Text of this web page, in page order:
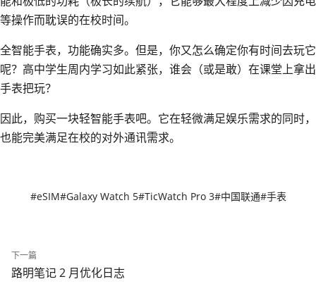
等操作而耽误的在校时间。
全智能手表，功能确实多。但是，你又怎么确定你有时间去玩它
呢？高中学生周内学习如此紧张，谁会（或是敢）在课堂上拿出
手表把玩？
因此，购买一块轻智能手表吧。它在轻微满足娱乐需求的同时，
也能完美满足在校的对外通讯需求。
#eSIM#Galaxy Watch 5#TicWatch Pro 3#中国联通#手表
下一篇
路明笔记 2 月优化日志